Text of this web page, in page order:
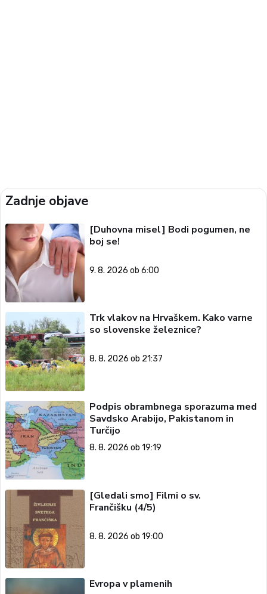
Zadnje objave
[Duhovna misel] Bodi pogumen, ne
boj se!
9. 8. 2026 ob 6:00
Trk vlakov na Hrvaškem. Kako varne
so slovenske železnice?
8. 8. 2026 ob 21:37
Podpis obrambnega sporazuma med
Savdsko Arabijo, Pakistanom in
Turčijo
8. 8. 2026 ob 19:19
[Gledali smo] Filmi o sv.
Frančišku (4/5)
8. 8. 2026 ob 19:00
Evropa v plamenih